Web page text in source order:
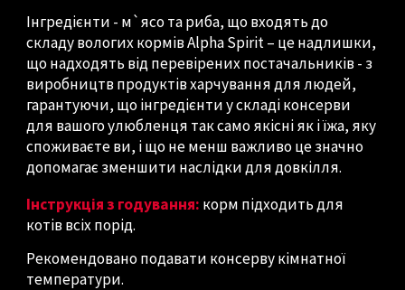
Інгредієнти - м`ясо та риба, що входять до
складу вологих кормів Alpha Spirit – це надлишки,
що надходять від перевірених постачальників - з
виробництв продуктів харчування для людей,
гарантуючи, що інгредієнти у складі консерви
для вашого улюбленця так само якісні як і їжа, яку
споживаєте ви, і що не менш важливо це значно
допомагає зменшити наслідки для довкілля.
Інструкція з годування: корм підходить для
котів всіх порід.
Рекомендовано подавати консерву кімнатної
температури.